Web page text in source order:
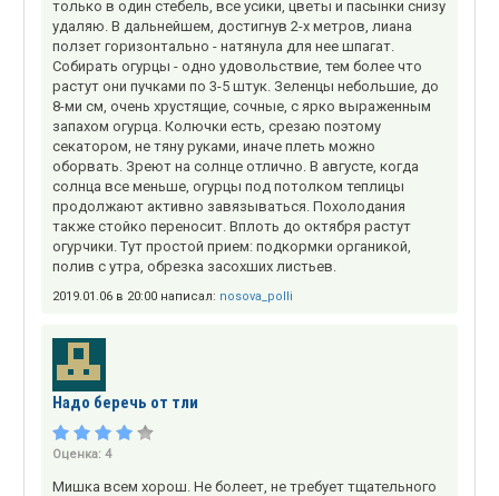
только в один стебель, все усики, цветы и пасынки снизу
удаляю. В дальнейшем, достигнув 2-х метров, лиана
ползет горизонтально - натянула для нее шпагат.
Собирать огурцы - одно удовольствие, тем более что
растут они пучками по 3-5 штук. Зеленцы небольшие, до
8-ми см, очень хрустящие, сочные, с ярко выраженным
запахом огурца. Колючки есть, срезаю поэтому
секатором, не тяну руками, иначе плеть можно
оборвать. Зреют на солнце отлично. В августе, когда
солнца все меньше, огурцы под потолком теплицы
продолжают активно завязываться. Похолодания
также стойко переносит. Вплоть до октября растут
огурчики. Тут простой прием: подкормки органикой,
полив с утра, обрезка засохших листьев.
2019.01.06 в 20:00 написал: nosova_polli
Надо беречь от тли
Оценка: 4
Мишка всем хорош. Не болеет, не требует тщательного